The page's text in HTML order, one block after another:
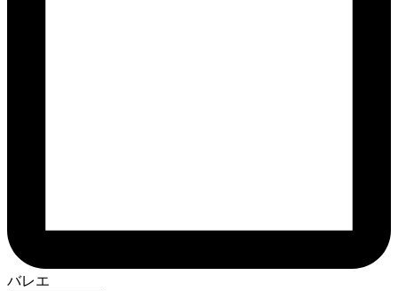
バレエ